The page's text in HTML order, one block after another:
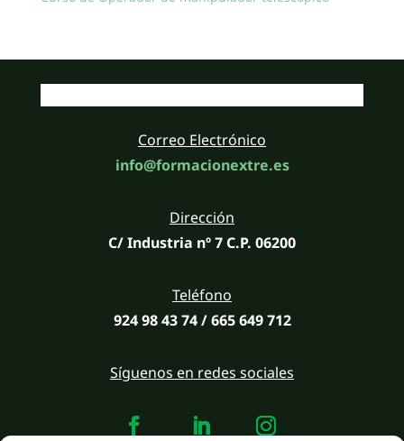
Correo Electrónico
info@formacionextre.es
Dirección
C/ Industria nº 7 C.P. 06200
Teléfono
924 98 43 74 / 665 649 712
Síguenos en redes sociales